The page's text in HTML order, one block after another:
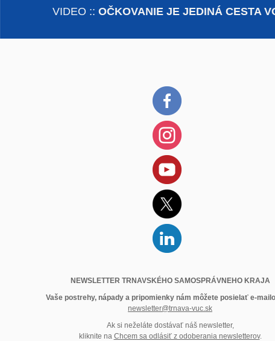
VIDEO :: OČKOVANIE JE JEDINÁ CESTA
NEWSLETTER TRNAVSKÉHO SAMOSPRÁVNEHO KRAJA
Vaše postrehy, nápady a pripomienky nám môžete posielať e-
newsletter@trnava-vuc.sk
Ak si neželáte dostávať náš newsletter,
kliknite na Chcem sa odlásiť z odoberania newsletterov.